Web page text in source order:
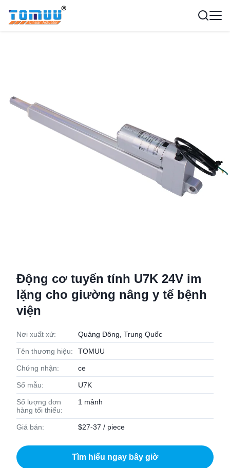
Động cơ tuyến tính U7K 24V im
lặng cho giường nâng y tế bệnh
viện
Nơi xuất xứ: Quảng Đông, Trung Quốc
Tên thương hiệu: TOMUU
Chứng nhận: ce
Số mẫu: U7K
Số lượng đơn
hàng tối thiểu:
1 mảnh
Giá bán: $27-37 / piece
Tìm hiểu ngay bây giờ